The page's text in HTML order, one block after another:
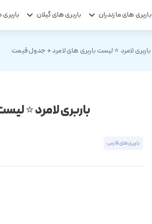
باربری های مازندران باربری های گیلان
باربری لامرد ⭐ لیست باربری های لامرد + جدول قیمت
باربری لامرد ⭐
باربری های فارس